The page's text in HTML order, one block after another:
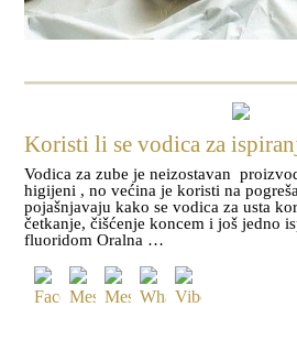
Koristi li se vodica za
Vodica za zube je neizostavan
higijeni , no većina je koristi na
pojašnjavaju kako se vodica za usta
četkanje, čišćenje koncem i još jedno
fluoridom Oralna …